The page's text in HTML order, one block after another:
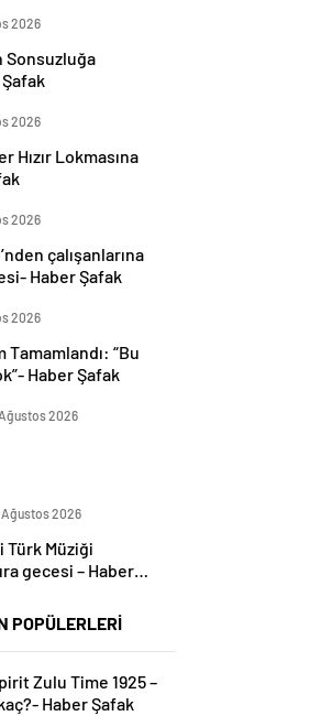
2026
Sonsuzluğa
2026
Hızır Lokmasına
2026
çalışanlarına
Haber Şafak
2026
Tamamlandı: “Bu
Haber Şafak
2026
Ağustos 2026
Müziği
gecesi – Haber
POPÜLERLERİ
Zulu Time 1925 –
Haber Şafak